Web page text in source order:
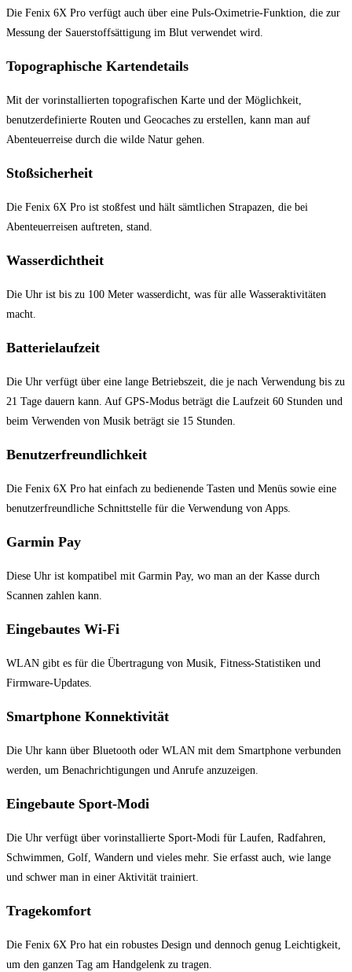
Die ‌Fenix 6X‍ Pro verfügt auch über eine ‍Puls-Oximetrie-Funktion, die⁣ zur
⁣Messung der Sauerstoffsättigung im Blut ‍verwendet wird.
Topographische Kartendetails
Mit‍ der vorinstallierten‌ topografischen Karte und der Möglichkeit,
benutzerdefinierte ⁣Routen und‍ Geocaches zu erstellen, ⁤kann man ⁢auf
‍Abenteuerreise durch die⁣ wilde Natur gehen.
Stoßsicherheit
Die Fenix 6X Pro ist ​stoßfest⁤ und hält⁣ sämtlichen ⁤Strapazen, die⁢ bei
Abenteuerreisen auftreten, ​stand.
Wasserdichtheit
Die Uhr⁣ ist bis zu ‌100 ‍Meter wasserdicht, was für alle Wasseraktivitäten⁣
macht.
Batterielaufzeit
Die Uhr verfügt⁤ über eine lange Betriebszeit,‍ die je⁣ nach​ Verwendung bis‌ zu
21 Tage dauern kann. Auf GPS-Modus‌ beträgt die ‍Laufzeit 60 Stunden und
beim⁣ Verwenden ⁤von Musik beträgt ​sie⁤ 15 Stunden.
Benutzerfreundlichkeit
Die Fenix 6X Pro‌ hat‌ einfach zu bedienende​ Tasten und Menüs‍ sowie eine
benutzerfreundliche Schnittstelle für ​die⁤ Verwendung von Apps.
Garmin Pay
Diese Uhr⁢ ist kompatibel mit Garmin⁣ Pay, wo man an der Kasse ⁣durch
Scannen zahlen kann.
Eingebautes Wi-Fi
WLAN gibt es ‍für die Übertragung von Musik, Fitness-Statistiken⁢ und
⁢Firmware-Updates.
Smartphone ⁢Konnektivität
Die⁢ Uhr‌ kann über Bluetooth oder WLAN mit dem Smartphone verbunden
⁣werden,‍ um Benachrichtigungen​ und Anrufe anzuzeigen.
Eingebaute Sport-Modi
Die Uhr ⁢verfügt über ⁤vorinstallierte Sport-Modi für Laufen, Radfahren,
Schwimmen, ⁢Golf, Wandern‌ und⁤ vieles mehr. Sie⁣ erfasst auch, wie lange​
und ⁤schwer man in einer Aktivität trainiert.
Tragekomfort
Die Fenix 6X Pro hat ein robustes Design und⁤ dennoch ⁢genug Leichtigkeit,
um⁣ den ganzen Tag am Handgelenk zu tragen.